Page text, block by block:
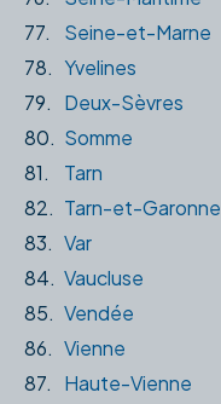
77.
Seine-et-Marne
78. Yvelines
79.
Deux-Sèvres
80. Somme
81.
Tarn
82. Tarn-et-Garonne
83. Var
84. Vaucluse
85. Vendée
86. Vienne
87.
Haute-Vienne